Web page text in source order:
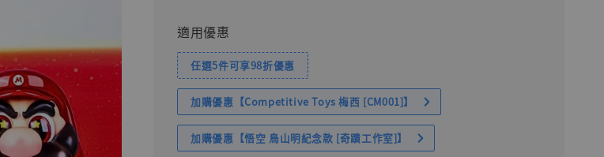
適用優惠
任選5件可享98折優惠
加購優惠【Competitive Toys 梅西 [CM001]】
加購優惠【悟空 鳥山明紀念款 [奇蹟工作室]】